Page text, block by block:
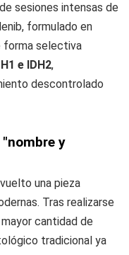
sesiones intensas de
formulado en
forma selectiva
e IDH2,
descontrolado
y
una pieza
Tras realizarse
cantidad de
tradicional ya